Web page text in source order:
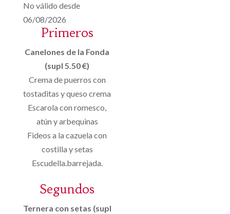
No válido desde
06/08/2026
Primeros
Canelones de la Fonda
(supl 5.50 €)
Crema de puerros con
tostaditas y queso crema
Escarola con romesco,
atún y arbequinas
Fideos a la cazuela con
costilla y setas
Escudella.barrejada.
Segundos
Ternera con setas (supl